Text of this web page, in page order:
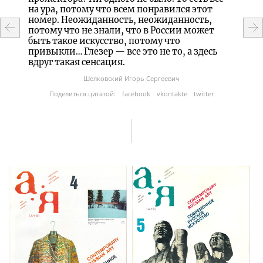
на ура, потому что всем понравился этот
номер. Неожиданность, неожиданность,
потому что не знали, что в России может
быть такое искусство, потому что
привыкли… Глезер — все это не то, а здесь
вдруг такая сенсация.
Шелковский Игорь Сергеевич
Поделиться цитатой:
facebook vkontakte twitter